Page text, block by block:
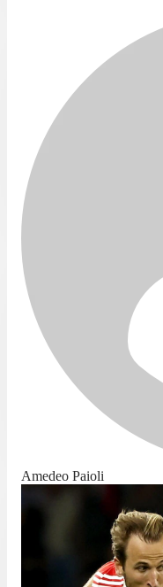
Amedeo Paioli